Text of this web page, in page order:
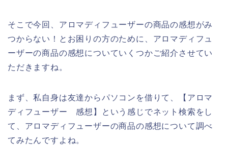
そこで今回、アロマディフューザーの商品の感想がみ
つからない！とお困りの方のために、アロマディフュ
ーザーの商品の感想についていくつかご紹介させてい
ただきますね。
まず、私自身は友達からパソコンを借りて、【アロマ
ディフューザー 感想】という感じでネット検索をし
て、アロマディフューザーの商品の感想について調べ
てみたんですよね。